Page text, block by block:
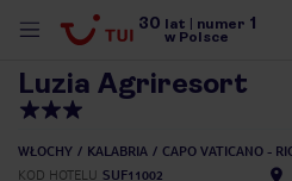
30 lat numer 1
w Polsce
Luzia Agriresort
WŁOCHY KALABRIA
CAPO VATICANO -
KOD HOTELU SUF11002